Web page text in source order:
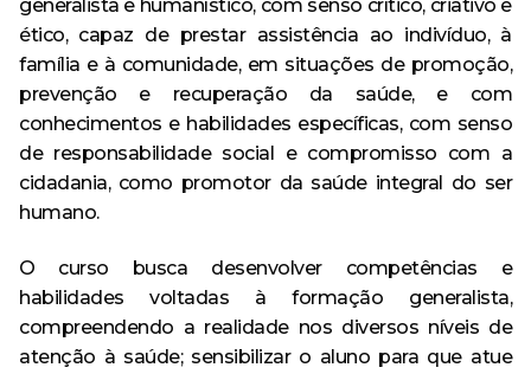
Política de Privacidade
Monitoria
Calendário Acadêmico
Acervo
Revistas e Periódicos
Estrutura física
Repositório Institucional
Ouvidoria
Outras ferramentas de pesquisa
Minha Biblioteca
Pesquisa
Revista Risa
CPA
Trabalhe Conosco
Banco de Talentos
Curso de Especialização
Curso de Extensão
Destaque
Egressos
Evento
Extensão
Notícia
AVA – Moodle
Tecnologia em Processos Gerenciais – Tecnólogo
generalista e humanístico, com senso crítico, criativo e
ético, capaz de prestar assistência ao indivíduo, à
família e à comunidade, em situações de promoção,
prevenção e recuperação da saúde, e com
conhecimentos e habilidades específicas, com senso
de responsabilidade social e compromisso com a
cidadania, como promotor da saúde integral do ser
humano.
O curso busca desenvolver competências e
habilidades voltadas à formação generalista,
compreendendo a realidade nos diversos níveis de
atenção à saúde; sensibilizar o aluno para que atue